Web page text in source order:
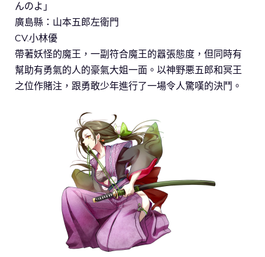
んのよ」
廣島縣：山本五郎左衛門
CV.小林優
帶著妖怪的魔王，一副符合魔王的囂張態度，但同時有
幫助有勇氣的人的豪氣大姐一面。以神野悪五郎和冥王
之位作賭注，跟勇敢少年進行了一場令人驚嘆的決鬥。